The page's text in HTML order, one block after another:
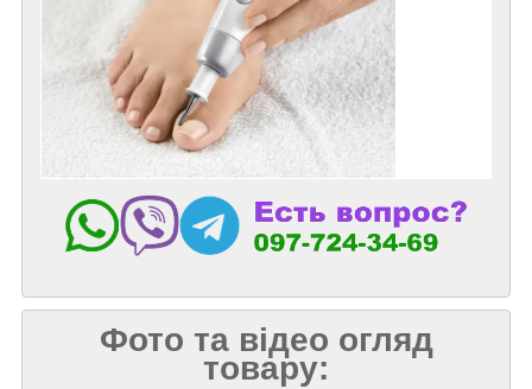
Фото та відео огляд
товару: